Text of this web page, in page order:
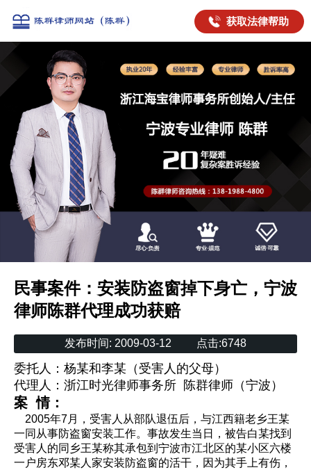
获取法律帮助
民事案件：安装防盗窗掉下身亡，宁波
律师陈群代理成功获赔
发布时间: 2009-03-12 点击:6748
委托人：杨某和李某（受害人的父母）
代理人：浙江时光律师事务所 陈群律师（宁波）
案 情：
2005年7月，受害人从部队退伍后，与江西籍老乡王某
一同从事防盗窗安装工作。事故发生当日，被告白某找到
受害人的同乡王某称其承包到宁波市江北区的某小区六楼
一户房东邓某人家安装防盗窗的活干，因为其手上有伤，